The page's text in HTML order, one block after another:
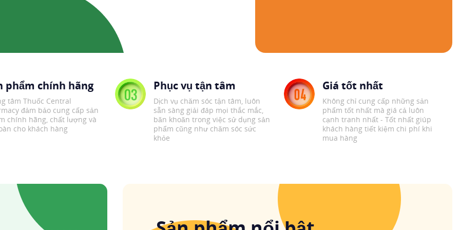
phẩm chính hãng
tâm Thuốc Central
đảm bảo cung cấp sản
chính hãng, chất lượng và
cho khách hàng
Phục vụ tận tâm
Dịch vụ chăm sóc tận tâm, luôn
sẵn sàng giải đáp mọi thắc mắc,
băn khoăn trong việc sử dụng sản
phẩm cũng như chăm sóc sức
khỏe
Giá tốt nhất
Không chỉ cung cấp những sản
phẩm tốt nhất mà giá cả luôn
cạnh tranh nhất - Tốt nhất giúp
khách hàng tiết kiệm chi phí khi
mua hàng